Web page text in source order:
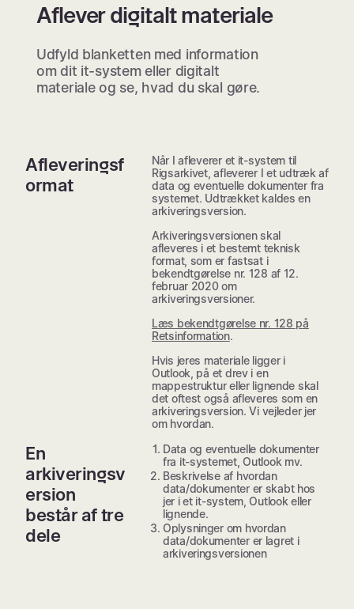
Aflever digitalt materiale
Udfyld blanketten med information
om dit it-system eller digitalt
materiale og se, hvad du skal gøre.
Afleveringsf
ormat
Når I afleverer et it-system til
Rigsarkivet, afleverer I et udtræk af
data og eventuelle dokumenter fra
systemet. Udtrækket kaldes en
arkiveringsversion.
Arkiveringsversionen skal
afleveres i et bestemt teknisk
format, som er fastsat i
bekendtgørelse nr. 128 af 12.
februar 2020 om
arkiveringsversioner.
Læs bekendtgørelse nr. 128 på
Retsinformation.
Hvis jeres materiale ligger i
Outlook, på et drev i en
mappestruktur eller lignende skal
det oftest også afleveres som en
arkiveringsversion. Vi vejleder jer
om hvordan.
En
arkiveringsv
ersion
består af tre
dele
Data og eventuelle dokumenter
fra it-systemet, Outlook mv.
Beskrivelse af hvordan
data/dokumenter er skabt hos
jer i et it-system, Outlook eller
lignende.
Oplysninger om hvordan
data/dokumenter er lagret i
arkiveringsversionen